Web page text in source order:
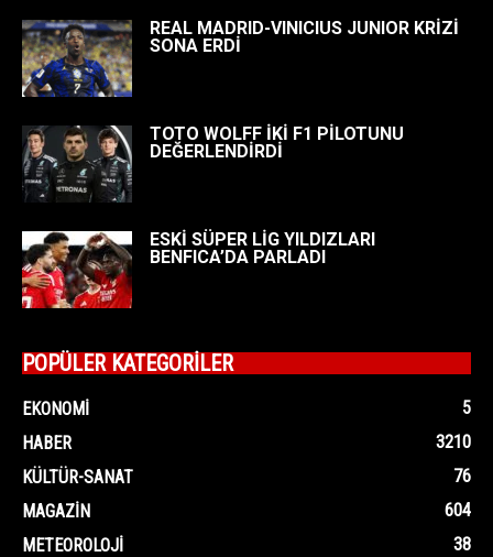
REAL MADRID-VINICIUS JUNIOR KRİZİ
SONA ERDİ
TOTO WOLFF İKİ F1 PİLOTUNU
DEĞERLENDİRDİ
ESKİ SÜPER LİG YILDIZLARI
BENFICA’DA PARLADI
POPÜLER KATEGORİLER
EKONOMI
5
HABER
3210
KÜLTÜR-SANAT
76
MAGAZIN
604
METEOROLOJI
38